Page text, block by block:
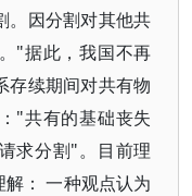
。因分割对其他共
"据此，我国不再
存续期间对共有物
"共有的基础丧失
求分割"。目前理
： 一种观点认为